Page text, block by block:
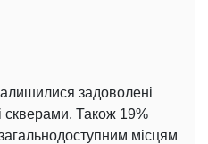
задоволені
скверами. Також 19%
місцям